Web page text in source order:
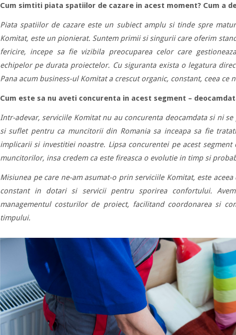
Cum simtiti piata spatiilor de cazare in acest moment? Cum a
Piata spatiilor de cazare este un subiect amplu si tinde spre
Komitat, este un pionierat. Suntem primii si singurii care oferim
fericire, incepe sa fie vizibila preocuparea celor care
echipelor pe durata proiectelor. Cu siguranta exista o legatura
Pana acum business-ul Komitat a crescut organic, constant, ceea ce
Cum este sa nu aveti concurenta in acest segment –
Intr-adevar, serviciile Komitat nu au concurenta deocamdata si ni
si suflet pentru ca muncitorii din Romania sa inceapa sa fie
implicarii si investitiei noastre. Lipsa concurentei pe acest
muncitorilor, insa credem ca este fireasca o evolutie in timp si
Misiunea pe care ne-am asumat-o prin serviciile Komitat, este
constant in dotari si servicii pentru sporirea confortului.
managementul costurilor de proiect, facilitand coordonarea si
timpului.